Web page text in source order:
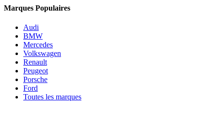
Marques Populaires
Audi
BMW
Mercedes
Volkswagen
Renault
Peugeot
Porsche
Ford
Toutes les marques